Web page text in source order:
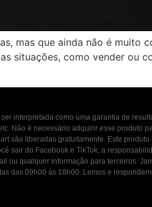
mas que ainda não é muito
situações, como vender ou
interpretada como uma garantia de
Não é necessário adquirir esse produto
são liberadas gratuitamente. Este
sair do Facebook e TikTok, a
qualquer informação para terceiros.
das 09h00 ás 18h00. Lemos e